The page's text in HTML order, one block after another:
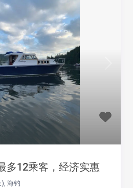
多12乘客，经济实惠
), 海钓